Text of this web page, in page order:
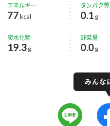
エネルギー
77kcal
タンパク質
0.1 g
炭水化物
19.3g
野菜量
0.0g